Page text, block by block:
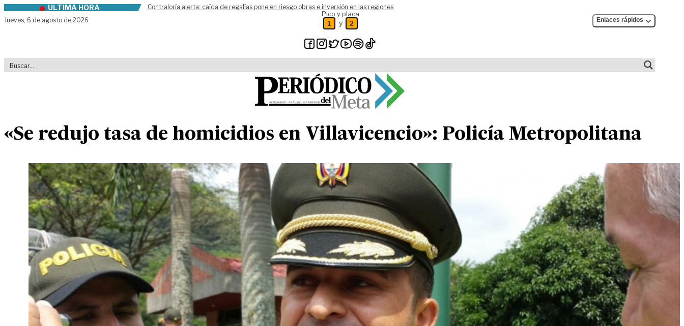
Skip to contentÚLTIMA HORA
Contraloría alerta: caída de regalías pone en riesgo obras e inversión en las regiones
Jueves, 6 de agosto de 2026
Pico y placa
1 y 2 Enlaces rápidos
«Se redujo tasa de homicidios en Villavicencio»: Policía Metropolitana